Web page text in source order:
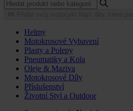
Helmy
Motokrosové Vybavení
Plasty a Polepy
Pneumatiky a Kola
Oleje & Maziva
Motokrosové Díly
Příslušenství
Životní Styl a Outdoor